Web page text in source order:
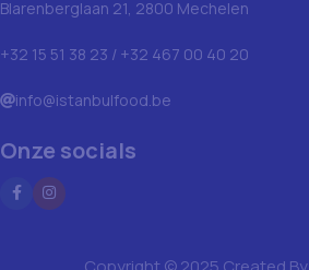
Blarenberglaan 21, 2800 Mechelen
+32 15 51 38 23 / +32 467 00 40 20
info@istanbulfood.be
Onze socials